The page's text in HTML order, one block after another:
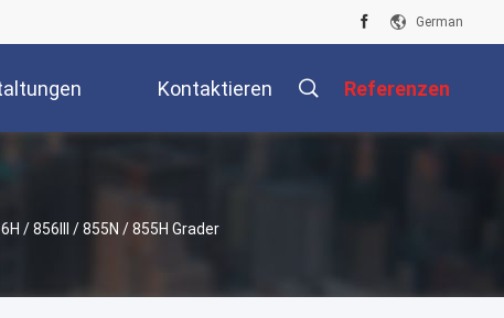
German
Kontaktieren Referenzen
/ 856III / 855N / 855H Grader